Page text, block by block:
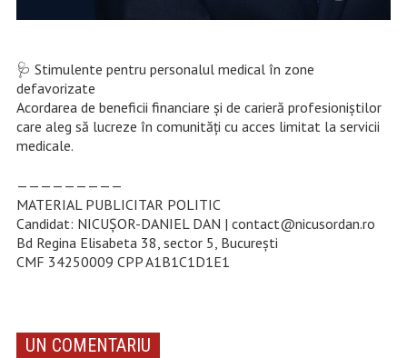
🩺 Stimulente pentru personalul medical în zone
defavorizate
Acordarea de beneficii financiare și de carieră profesioniștilor
care aleg să lucreze în comunități cu acces limitat la servicii
medicale.
—————————
MATERIAL PUBLICITAR POLITIC
Candidat: NICUȘOR-DANIEL DAN | contact@nicusordan.ro
Bd Regina Elisabeta 38, sector 5, București
CMF 34250009 CPP A1B1C1D1E1
UN COMENTARIU